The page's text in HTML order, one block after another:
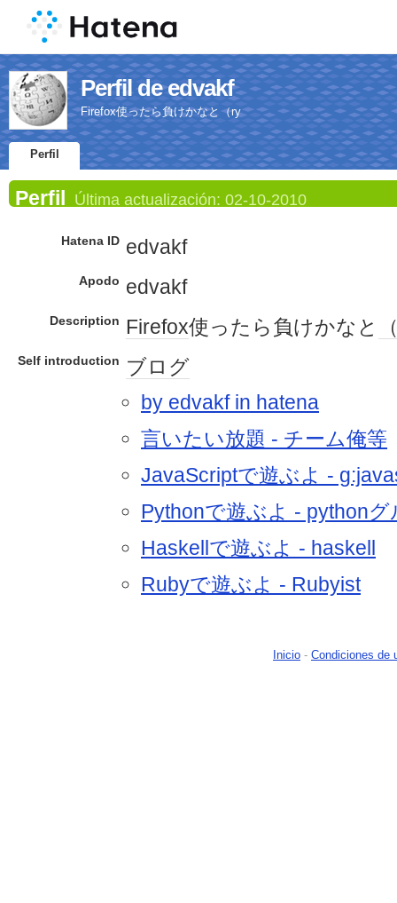
Perfil de edvakf
Firefox使ったら負けかなと（ry
Perfil
Perfil Última actualización: 02-10-2010
Hatena ID edvakf
Apodo edvakf
Description Firefox使ったら負けかなと
Self introduction
ブログ
by edvakf in hatena
言いたい放題 - チーム俺等
JavaScriptで遊ぶよ -
Pythonで遊ぶよ - pythonグ
Haskellで遊ぶよ - haskell
Rubyで遊ぶよ - Rubyist
Inicio - Condiciones de